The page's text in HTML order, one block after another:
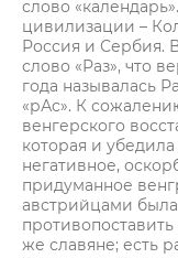
слово
цивилизации –
Россия и Сербия.
слово «Раз», что
года называлась
«рАс». К
венгерского
которая и убедила
негативное,
придуманное
австрийцами
же славяне; есть